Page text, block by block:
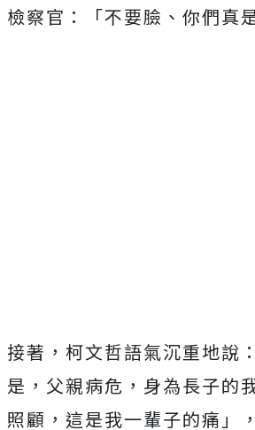
檢察官：「不要臉、你們真
接著，柯文哲語氣沉重地說
是，父親病危，身為長子的
照顧，這是我一輩子的痛」